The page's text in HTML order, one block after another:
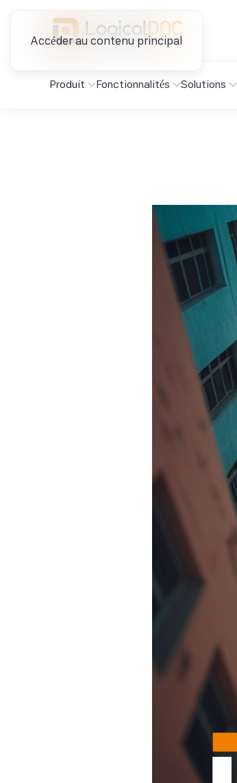
Accéder au contenu principal
Produit Fonctionnalités Solutions